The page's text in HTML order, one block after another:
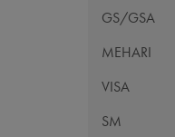
GS/GSA
MEHARI
VISA
SM